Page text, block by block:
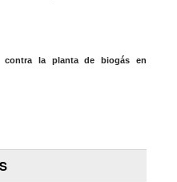
contra la planta de biogás en